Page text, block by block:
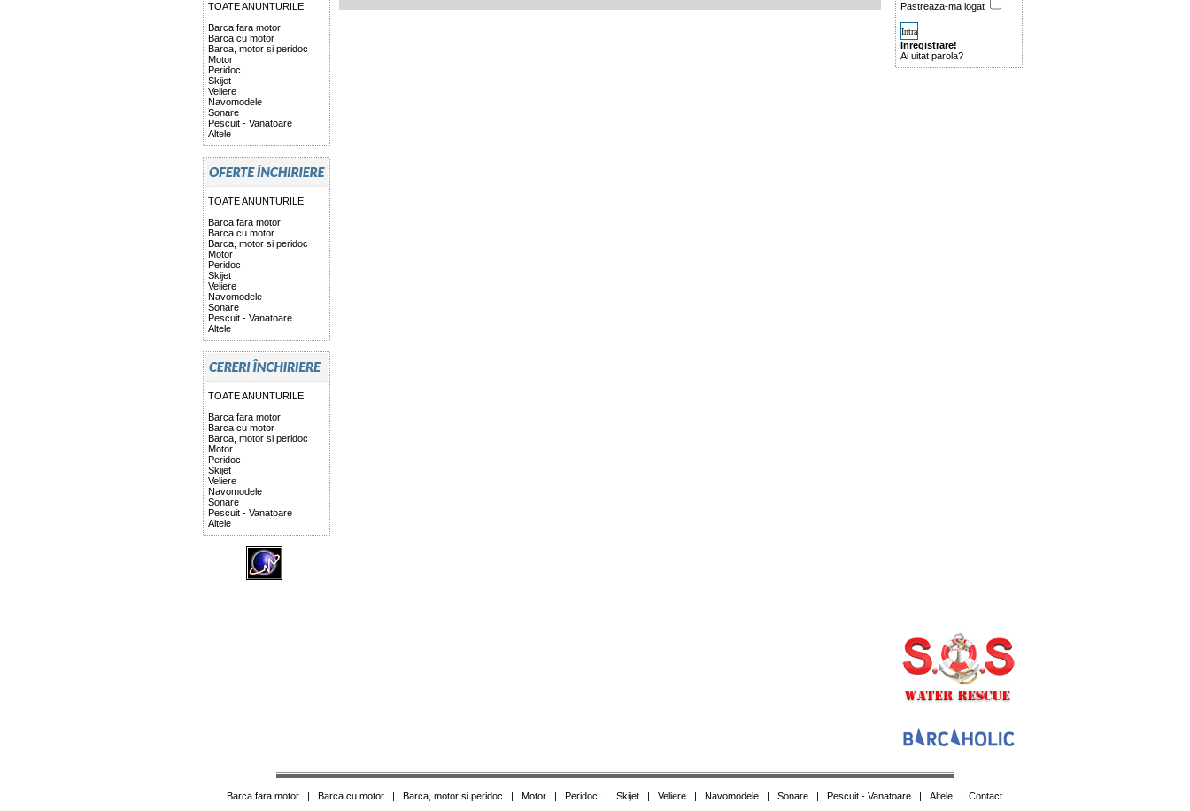
TOATE ANUNTURILE
Barca fara motor
Barca cu motor
Barca, motor si peridoc
Motor
Peridoc
Skijet
Veliere
Navomodele
Sonare
Pescuit - Vanatoare
Altele
TOATE ANUNTURILE
Barca fara motor
Barca cu motor
Barca, motor si peridoc
Motor
Peridoc
Skijet
Veliere
Navomodele
Sonare
Pescuit - Vanatoare
Altele
TOATE ANUNTURILE
Barca fara motor
Barca cu motor
Barca, motor si peridoc
Motor
Peridoc
Skijet
Veliere
Navomodele
Sonare
Pescuit - Vanatoare
Altele
Pastreaza-ma logat
Inregistrare!
Ai uitat parola?
Barca fara motor| Barca cu motor| Barca, motor si peridoc | Motor| Peridoc | Skijet| Veliere| Navomodele| Sonare| Pescuit - Vanatoare| Altele| Contact